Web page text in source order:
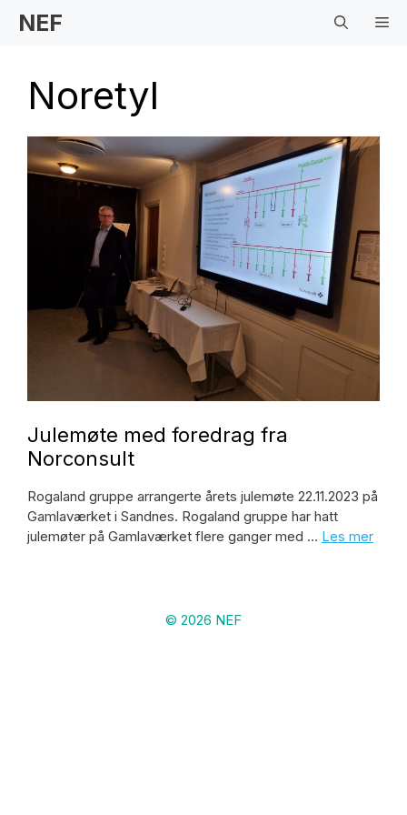
NEF
Noretyl
Julemøte med foredrag fra
Norconsult
Rogaland gruppe arrangerte årets julemøte 22.11.2023 på
Gamlaværket i Sandnes. Rogaland gruppe har hatt
julemøter på Gamlaværket flere ganger med … Les mer
© 2026 NEF